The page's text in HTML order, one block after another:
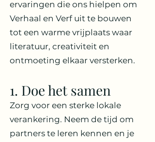
ervaringen die ons hielpen om
Verhaal en Verf uit te bouwen
tot een warme vrijplaats waar
literatuur, creativiteit en
ontmoeting elkaar versterken.
1. Doe het samen
Zorg voor een sterke lokale
verankering. Neem de tijd om
partners te leren kennen en je